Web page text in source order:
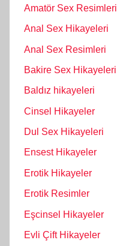
Amatör Sex Resimleri
Anal Sex Hikayeleri
Anal Sex Resimleri
Bakire Sex Hikayeleri
Baldız hikayeleri
Cinsel Hikayeler
Dul Sex Hikayeleri
Ensest Hikayeler
Erotik Hikayeler
Erotik Resimler
Eşcinsel Hikayeler
Evli Çift Hikayeler